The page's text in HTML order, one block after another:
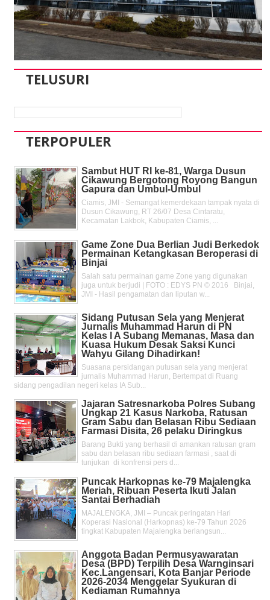
TELUSURI
TERPOPULER
Sambut HUT RI ke-81, Warga Dusun
Cikawung Bergotong Royong Bangun
Gapura dan Umbul-Umbul
Ciamis, JMI - Semangat kemerdekaan tampak nyata di
Dusun Cikawung, RT 26/07 Desa Cintaratu,
Kecamatan Lakbok, Kabupaten Ciamis, ...
Game Zone Dua Berlian Judi Berkedok
Permainan Ketangkasan Beroperasi di
Binjai
Salah satu permainan game Zone yang digunakan
juga untuk berjudi | FOTO : EDYS PN © 2016 Binjai,
JMI - Hasil pengamatan dan liputan w...
Sidang Putusan Sela yang Menjerat
Jurnalis Muhammad Harun di PN
Kelas l A Subang Memanas, Masa dan
Kuasa Hukum Desak Saksi Kunci
Wahyu Gilang Dihadirkan!
Suasana persidangan putusan sela yang menjerat
jurnalis Muhammad Harun, Bertempat di Ruang
sidang pengadilan negeri kelas IA Sub...
Jajaran Satresnarkoba Polres Subang
Ungkap 21 Kasus Narkoba, Ratusan
Gram Sabu dan Belasan Ribu Sediaan
Farmasi Disita, 26 pelaku Diringkus
Barang Bukti yang berhasil di amankan ratusan gram
sabu dan belasan ribu sediaan farmasi , saat di
tunjukan di konfrensi pers d...
Puncak Harkopnas ke-79 Majalengka
Meriah, Ribuan Peserta Ikuti Jalan
Santai Berhadiah
MAJALENGKA, JMI – Puncak peringatan Hari
Koperasi Nasional (Harkopnas) ke-79 Tahun 2026
tingkat Kabupaten Majalengka berlangsun...
Anggota Badan Permusyawaratan
Desa (BPD) Terpilih Desa Warnginsari
Kec.Langensari, Kota Banjar Periode
2026-2034 Menggelar Syukuran di
Kediaman Rumahnya